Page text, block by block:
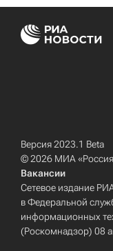
Версия 2023.1 Beta
© 2026 МИА «Россия
Вакансии
Сетевое издание
в Федеральной
информационных
(Роскомнадзор) 08